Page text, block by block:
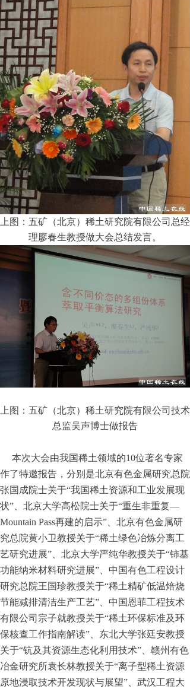
上图：五矿（北京）稀土研究院有限公司总经
理廖春生教授做大会总结发言。
上图：五矿（北京）稀土研究院有限公司技术
总监吴声博士做报告
本次大会由我国稀土领域的10位著名专家
作了特邀报告，分别是北京有色金属研究总院
张国成院士关于“我国稀土资源和工业发展现
状”、北京大学高松院士关于“重生非重复—
Mountain Pass再建的启示”、北京有色金属研
究总院黄小卫教授关于“稀土绿色冶炼分离工
艺研究进展”、北京大学严纯华教授关于“铈基
功能纳米材料研究进展”、中国有色工程设计
研究总院王国珍教授关于“稀土精矿低温焙烧
节能减排清洁生产工艺”、中国恩菲工程技术
有限公司宗子就教授关于“稀土环保标准及环
保核查工作指南解读”、东北大学张廷安教授
关于“钪及其资源生态化利用技术”、赣州有色
冶金研究所袁长林教授关于“离子型稀土资源
原地浸取技术开发现状与展望”、武汉工程大